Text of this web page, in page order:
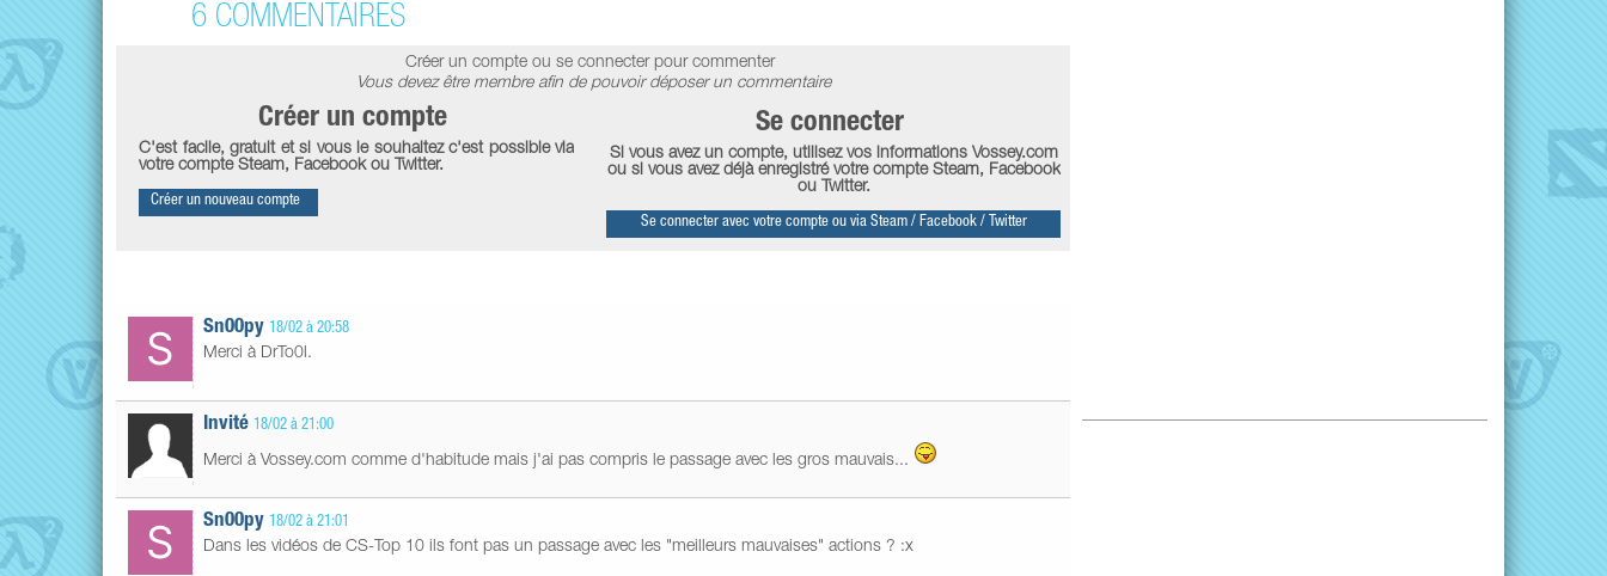
6 COMMENTAIRES
Créer un compte ou se connecter pour commenter
Vous devez être membre afin de pouvoir déposer un commentaire
Créer un compte
C'est facile, gratuit et si vous le souhaitez c'est possible via
votre compte Steam, Facebook ou Twitter.
Créer un nouveau compte
Se connecter
Si vous avez un compte, utilisez vos informations Vossey.com
ou si vous avez déjà enregistré votre compte Steam, Facebook
ou Twitter.
Se connecter avec votre compte ou via Steam / Facebook / Twitter
Sn00py 18/02 à 20:58
Merci à DrTo0l.
Invité 18/02 à 21:00
Merci à Vossey.com comme d'habitude mais j'ai pas compris le passage avec les gros mauvais...
Sn00py 18/02 à 21:01
Dans les vidéos de CS-Top 10 ils font pas un passage avec les "meilleurs mauvaises" actions ? :x